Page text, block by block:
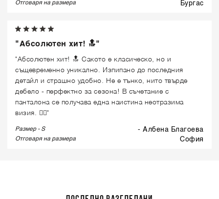
Отговаря на размера бургас
"Абсолютен хит! 🔝"
"Абсолютен хит! 🔝 Сакото е класическо, но и
същевременно уникално. Изпипано до последния
детайл и страшно удобно. Не е тънко, нито твърде
дебело - перфектно за сезона! В съчетание с
панталона се получава една наистина неотразима
визия. 👌🏼"
Размер - S - Албена Благоева
Отговаря на размера софия